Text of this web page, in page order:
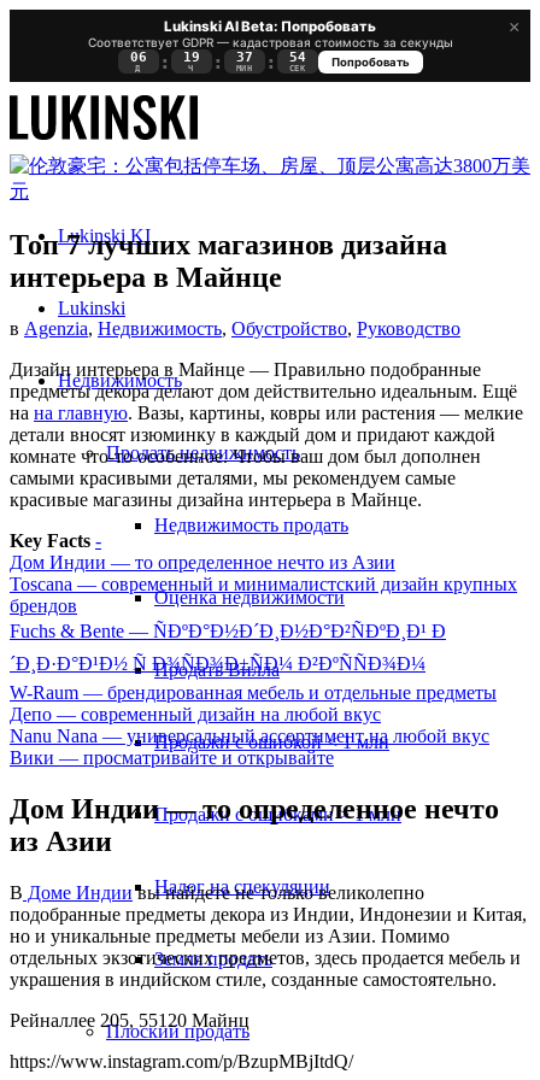
×
Lukinski AI Beta: Попробовать
Соответствует GDPR — кадастровая стоимость за секунды
06
Д : 19
Ч : 37
МИН : 53
СЕК
Попробовать
Lukinski KI
Lukinski
Недвижимость
Продать недвижимость
Недвижимость продать
Оценка недвижимости
Продать Вилла
Продажи с ошибкой < 1 млн
Продажи с ошибками > 1 млн
Налог на спекуляции
Земля продать
Плоскийпродать
Топ 7 лучших магазинов дизайна
интерьера в Майнце
в Agenzia, Недвижимость, Обустройство, Руководство
Дизайн интерьера в Майнце — Правильно подобранные
предметы декора делают дом действительно идеальным. Ещё
на на главную. Вазы, картины, ковры или растения — мелкие
детали вносят изюминку в каждый дом и придают каждой
комнате что-то особенное. Чтобы ваш дом был дополнен
самыми красивыми деталями, мы рекомендуем самые
красивые магазины дизайна интерьера в Майнце.
Key Facts -
Дом Индии — то определенное нечто из Азии
Toscana — современный и минималистский дизайн крупных
брендов
Fuchs & Bente — ÑÐºÐ°Ð½Ð´Ð¸Ð½Ð°Ð²ÑÐºÐ¸Ð¹ Ð
´Ð¸Ð·Ð°Ð¹Ð½ Ñ Ð¾ÑÐ¾Ð±ÑÐ¼ Ð²ÐºÑÑÐ¾Ð¼
W-Raum — брендированная мебель и отдельные предметы
Депо — современный дизайн на любой вкус
Nanu Nana — универсальный ассортимент на любой вкус
Вики — просматривайте и открывайте
Дом Индии — то определенное нечто
из Азии
В Доме Индиивы найдете не только великолепно
подобранные предметы декора из Индии, Индонезии и Китая,
но и уникальные предметы мебели из Азии. Помимо
отдельных экзотических предметов, здесь продается мебель и
украшения в индийском стиле, созданные самостоятельно.
Рейналлее 205, 55120 Майнц
https://www.instagram.com/p/BzupMBjItdQ/